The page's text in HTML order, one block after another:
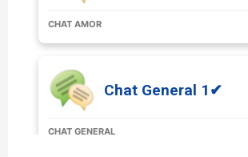
CHAT AMOR
Chat General 1✔
CHAT GENERAL